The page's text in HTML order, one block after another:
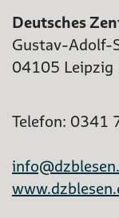
Deutsches
Gustav-Adolf-
04105 Leipzig
Telefon: 0341